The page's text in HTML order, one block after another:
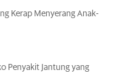
Kerap Menyerang Anak-
Penyakit Jantung yang